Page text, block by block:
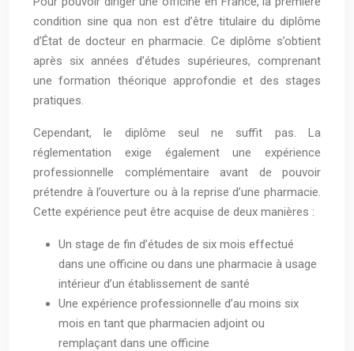
condition sine qua non est d’être titulaire du diplôme
d’État de docteur en pharmacie. Ce diplôme s’obtient
après six années d’études supérieures, comprenant
une formation théorique approfondie et des stages
pratiques.
Cependant, le diplôme seul ne suffit pas. La
réglementation exige également une expérience
professionnelle complémentaire avant de pouvoir
prétendre à l’ouverture ou à la reprise d’une pharmacie.
Cette expérience peut être acquise de deux manières :
Un stage de fin d’études de six mois effectué
dans une officine ou dans une pharmacie à usage
intérieur d’un établissement de santé
Une expérience professionnelle d’au moins six
mois en tant que pharmacien adjoint ou
remplaçant dans une officine